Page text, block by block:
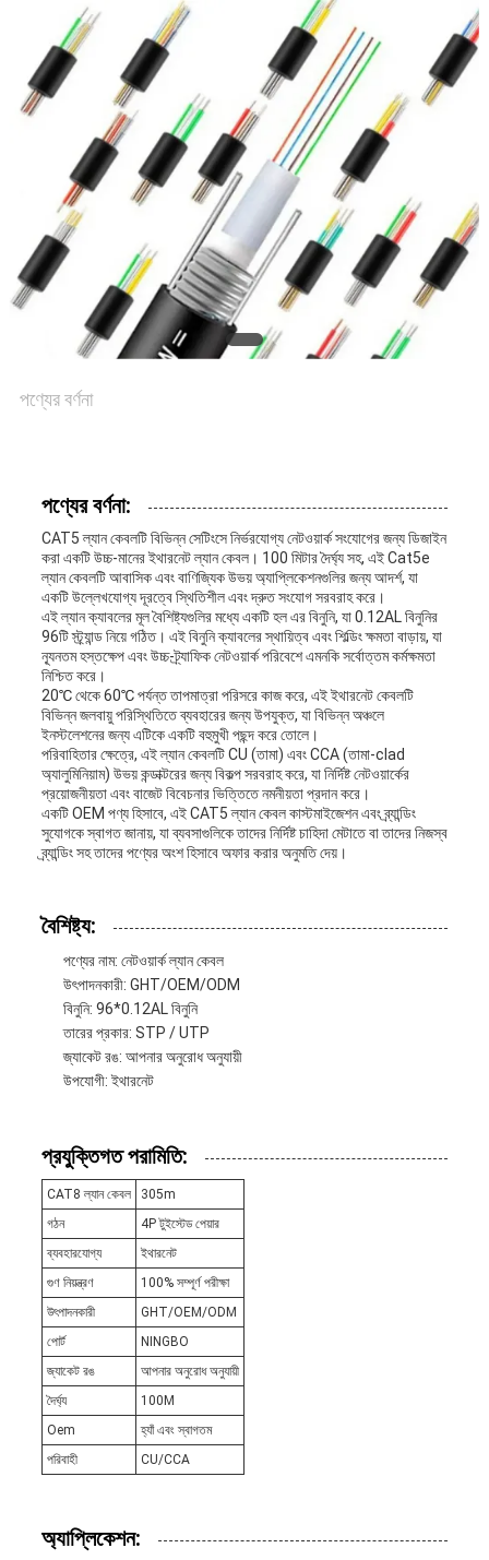
কেস
গোপনীয়তা
নীতি
পণ্যের বর্ণনা
পণ্যের বর্ণনা:
CAT5 ল্যান কেবলটি বিভিন্ন সেটিংসে নির্ভরযোগ্য নেটওয়ার্ক সংযোগের জন্য ডিজাইন
করা একটি উচ্চ-মানের ইথারনেট ল্যান কেবল। 100 মিটার দৈর্ঘ্য সহ, এই Cat5e
ল্যান কেবলটি আবাসিক এবং বাণিজ্যিক উভয় অ্যাপ্লিকেশনগুলির জন্য আদর্শ, যা
একটি উল্লেখযোগ্য দূরত্বে স্থিতিশীল এবং দ্রুত সংযোগ সরবরাহ করে।
এই ল্যান ক্যাবলের মূল বৈশিষ্ট্যগুলির মধ্যে একটি হল এর বিনুনি, যা 0.12AL বিনুনির
96টি স্ট্র্যান্ড নিয়ে গঠিত। এই বিনুনি ক্যাবলের স্থায়িত্ব এবং শিল্ডিং ক্ষমতা বাড়ায়, যা
ন্যূনতম হস্তক্ষেপ এবং উচ্চ-ট্র্যাফিক নেটওয়ার্ক পরিবেশে এমনকি সর্বোত্তম কর্মক্ষমতা
নিশ্চিত করে।
20℃ থেকে 60℃ পর্যন্ত তাপমাত্রা পরিসরে কাজ করে, এই ইথারনেট কেবলটি
বিভিন্ন জলবায়ু পরিস্থিতিতে ব্যবহারের জন্য উপযুক্ত, যা বিভিন্ন অঞ্চলে
ইনস্টলেশনের জন্য এটিকে একটি বহুমুখী পছন্দ করে তোলে।
পরিবাহিতার ক্ষেত্রে, এই ল্যান কেবলটি CU (তামা) এবং CCA (তামা-clad
অ্যালুমিনিয়াম) উভয় কন্ডাক্টরের জন্য বিকল্প সরবরাহ করে, যা নির্দিষ্ট নেটওয়ার্কের
প্রয়োজনীয়তা এবং বাজেট বিবেচনার ভিত্তিতে নমনীয়তা প্রদান করে।
একটি OEM পণ্য হিসাবে, এই CAT5 ল্যান কেবল কাস্টমাইজেশন এবং ব্র্যান্ডিং
সুযোগকে স্বাগত জানায়, যা ব্যবসাগুলিকে তাদের নির্দিষ্ট চাহিদা মেটাতে বা তাদের নিজস্ব
ব্র্যান্ডিং সহ তাদের পণ্যের অংশ হিসাবে অফার করার অনুমতি দেয়।
বৈশিষ্ট্য:
পণ্যের নাম: নেটওয়ার্ক ল্যান কেবল
উৎপাদনকারী: GHT/OEM/ODM
বিনুনি: 96*0.12AL বিনুনি
তারের প্রকার: STP / UTP
জ্যাকেট রঙ: আপনার অনুরোধ অনুযায়ী
উপযোগী: ইথারনেট
প্রযুক্তিগত পরামিতি:
CAT8 ল্যান কেবল
305m
গঠন
4P টুইস্টেড পেয়ার
ব্যবহারযোগ্য
ইথারনেট
গুণ নিয়ন্ত্রণ
100% সম্পূর্ণ পরীক্ষা
উৎপাদনকারী
GHT/OEM/ODM
পোর্ট
NINGBO
জ্যাকেট রঙ
আপনার অনুরোধ অনুযায়ী
দৈর্ঘ্য
100M
Oem
হ্যাঁ এবং স্বাগতম
পরিবাহী
CU/CCA
অ্যাপ্লিকেশন: